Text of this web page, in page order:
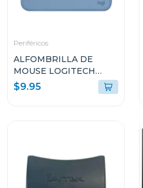
Periféricos
ALFOMBRILLA DE
MOUSE LOGITECH
956000038
$9.95